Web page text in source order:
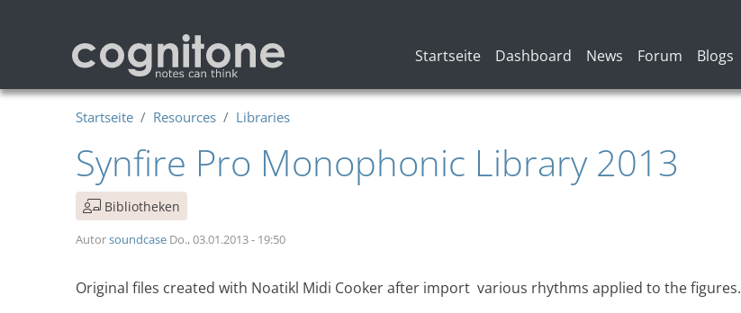
Hauptnavigation
Startseite Dashboard News Forum Blogs
Startseite Resources Libraries
Synfire Pro Monophonic Library 2013
Bibliotheken
Autorsoundcase Do., 03.01.2013 - 19:50
Original files created with Noatikl Midi Cooker after import various rhythms applied to the figures.